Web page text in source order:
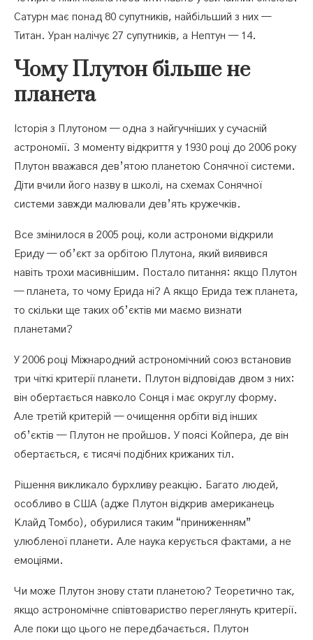
Сатурн має понад 80 супутників, найбільший з них —
Титан. Уран налічує 27 супутників, а Нептун — 14.
Чому Плутон більше не
планета
Історія з Плутоном — одна з найгучніших у сучасній
астрономії. З моменту відкриття у 1930 році до 2006 року
Плутон вважався дев’ятою планетою Сонячної системи.
Діти вчили його назву в школі, на схемах Сонячної
системи завжди малювали дев’ять кружечків.
Все змінилося в 2005 році, коли астрономи відкрили
Ериду — об’єкт за орбітою Плутона, який виявився
навіть трохи масивнішим. Постало питання: якщо Плутон
— планета, то чому Ерида ні? А якщо Ерида теж планета,
то скільки ще таких об’єктів ми маємо визнати
планетами?
У 2006 році Міжнародний астрономічний союз встановив
три чіткі критерії планети. Плутон відповідав двом з них:
він обертається навколо Сонця і має округлу форму.
Але третій критерій — очищення орбіти від інших
об’єктів — Плутон не пройшов. У поясі Койпера, де він
обертається, є тисячі подібних крижаних тіл.
Рішення викликало бурхливу реакцію. Багато людей,
особливо в США (адже Плутон відкрив американець
Клайд Томбо), обурилися таким “приниженням”
улюбленої планети. Але наука керується фактами, а не
емоціями.
Чи може Плутон знову стати планетою? Теоретично так,
якщо астрономічне співтовариство переглянуть критерії.
Але поки що цього не передбачається. Плутон